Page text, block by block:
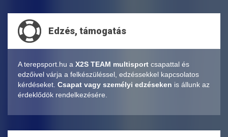
Edzés, támogatás
A terepsport.hu a X2S TEAM multisport csapattal és
edzőivel várja a felkészüléssel, edzéssekkel kapcsolatos
kérdéseket. Csapat vagy személyi edzéseken is állunk az
érdeklődök rendelkezésére.